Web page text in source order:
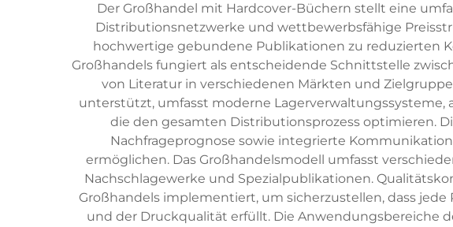
Der Großhandel mit Hardcover-Büchern stellt eine
Distributionsnetzwerke und wettbewerbsfähige
hochwertige gebundene Publikationen zu reduzierten
Großhandels fungiert als entscheidende Schnittstelle
von Literatur in verschiedenen Märkten und
unterstützt, umfasst moderne
die den gesamten Distributionsprozess optimieren.
Nachfrageprognose sowie integrierte
ermöglichen. Das Großhandelsmodell umfasst
Nachschlagewerke und Spezialpublikationen.
Großhandels implementiert, um sicherzustellen, dass
und der Druckqualität erfüllt. Die Anwendungsbereiche